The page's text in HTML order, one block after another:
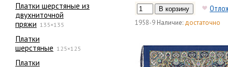
Платки шерстяные из
двухниточной
пряжи 135×135
Платки
шерстяные 125×125
Платки
1958-9 Наличие: достаточно